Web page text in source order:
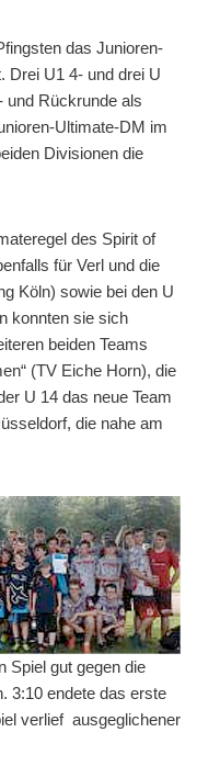
das Junioren-
Drei U1 4- und drei U
und Rückrunde als
Ultimate-DM im
Divisionen die
des Spirit of
für Verl und die
Köln) sowie bei den U
konnten sie sich
beiden Teams
(TV Eiche Horn), die
U 14 das neue Team
die nahe am
Spiel gut gegen die
3:10 endete das erste
verlief ausgeglichener